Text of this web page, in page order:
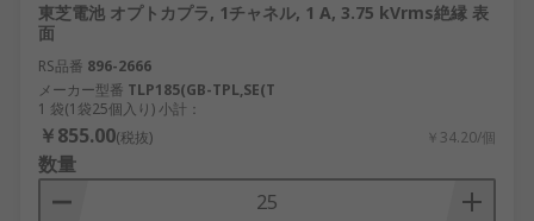
東芝電池 オプトカプラ, 1チャネル, 1 A, 3.75 kVrms絶縁 表
面
RS品番 896-2666
メーカー型番 TLP185(GB-TPL,SE(T
1 袋(1袋25個入り) 小計：
￥855.00(税抜) ￥34.20/個
数量